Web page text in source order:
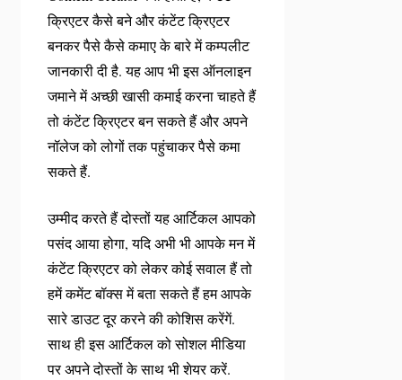
क्रिएटर कैसे बने और कंटेंट क्रिएटर
बनकर पैसे कैसे कमाए के बारे में कम्पलीट
जानकारी दी है. यह आप भी इस ऑनलाइन
जमाने में अच्छी खासी कमाई करना चाहते हैं
तो कंटेंट क्रिएटर बन सकते हैं और अपने
नॉलेज को लोगों तक पहुंचाकर पैसे कमा
सकते हैं.
उम्मीद करते हैं दोस्तों यह आर्टिकल आपको
पसंद आया होगा, यदि अभी भी आपके मन में
कंटेंट क्रिएटर को लेकर कोई सवाल हैं तो
हमें कमेंट बॉक्स में बता सकते हैं हम आपके
सारे डाउट दूर करने की कोशिस करेंगें.
साथ ही इस आर्टिकल को सोशल मीडिया
पर अपने दोस्तों के साथ भी शेयर करें.